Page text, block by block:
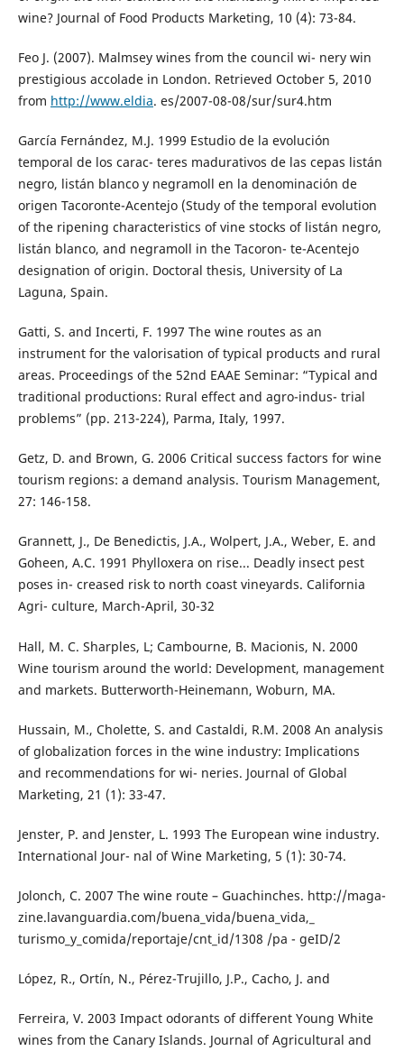
wine? Journal of Food Products Marketing, 10 (4): 73-84.
Feo J. (2007). Malmsey wines from the council wi- nery win
prestigious accolade in London. Retrieved October 5, 2010
from http://www.eldia. es/2007-08-08/sur/sur4.htm
García Fernández, M.J. 1999 Estudio de la evolución
temporal de los carac- teres madurativos de las cepas listán
negro, listán blanco y negramoll en la denominación de
origen Tacoronte-Acentejo (Study of the temporal evolution
of the ripening characteristics of vine stocks of listán negro,
listán blanco, and negramoll in the Tacoron- te-Acentejo
designation of origin. Doctoral thesis, University of La
Laguna, Spain.
Gatti, S. and Incerti, F. 1997 The wine routes as an
instrument for the valorisation of typical products and rural
areas. Proceedings of the 52nd EAAE Seminar: “Typical and
traditional productions: Rural effect and agro-indus- trial
problems” (pp. 213-224), Parma, Italy, 1997.
Getz, D. and Brown, G. 2006 Critical success factors for wine
tourism regions: a demand analysis. Tourism Management,
27: 146-158.
Grannett, J., De Benedictis, J.A., Wolpert, J.A., Weber, E. and
Goheen, A.C. 1991 Phylloxera on rise... Deadly insect pest
poses in- creased risk to north coast vineyards. California
Agri- culture, March-April, 30-32
Hall, M. C. Sharples, L; Cambourne, B. Macionis, N. 2000
Wine tourism around the world: Development, management
and markets. Butterworth-Heinemann, Woburn, MA.
Hussain, M., Cholette, S. and Castaldi, R.M. 2008 An analysis
of globalization forces in the wine industry: Implications
and recommendations for wi- neries. Journal of Global
Marketing, 21 (1): 33-47.
Jenster, P. and Jenster, L. 1993 The European wine industry.
International Jour- nal of Wine Marketing, 5 (1): 30-74.
Jolonch, C. 2007 The wine route – Guachinches. http://maga-
zine.lavanguardia.com/buena_vida/buena_vida,_
turismo_y_comida/reportaje/cnt_id/1308 /pa - geID/2
López, R., Ortín, N., Pérez-Trujillo, J.P., Cacho, J. and
Ferreira, V. 2003 Impact odorants of different Young White
wines from the Canary Islands. Journal of Agricultural and